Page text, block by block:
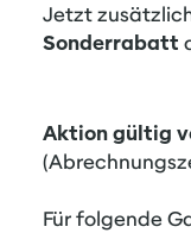
Jetzt
Sonderrabatt
Aktion gültig
Für folgende